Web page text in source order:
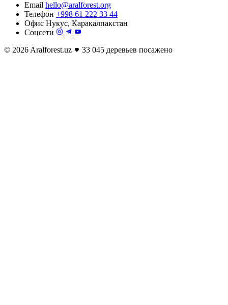
Email hello@aralforest.org
Телефон +998 61 222 33 44
Офис Нукус, Каракалпакстан
Соцсети
© 2026 Aralforest.uz
33 045 деревьев посажено